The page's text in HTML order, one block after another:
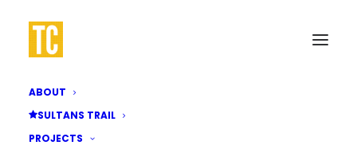
ABOUT
SULTANS TRAIL
PROJECTS